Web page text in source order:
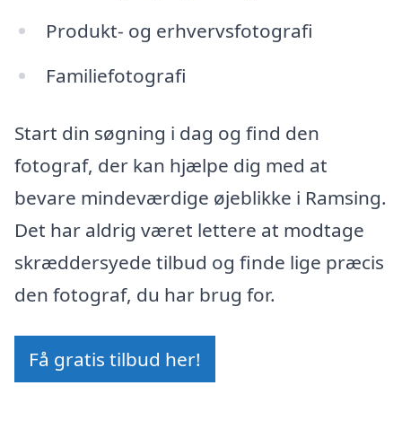
Produkt- og erhvervsfotografi
Familiefotografi
Start din søgning i dag og find den
fotograf, der kan hjælpe dig med at
bevare mindeværdige øjeblikke i Ramsing.
Det har aldrig været lettere at modtage
skræddersyede tilbud og finde lige præcis
den fotograf, du har brug for.
Få gratis tilbud her!